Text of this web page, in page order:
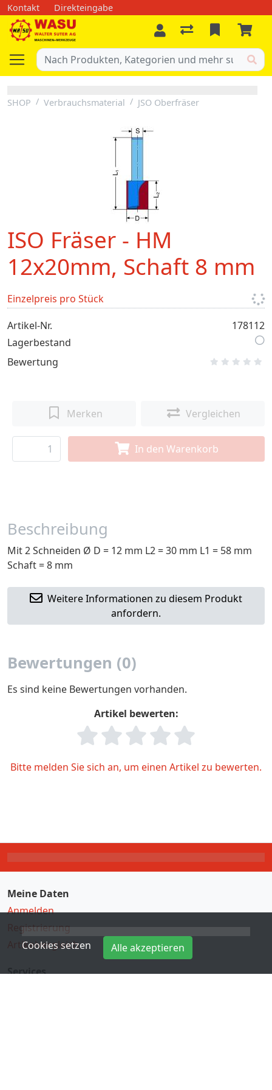
Kontakt Direkteingabe
SHOP Verbrauchsmaterial JSO Oberfräser
ISO Fräser - HM
12x20mm, Schaft 8 mm
Einzelpreis pro Stück
Artikel-Nr.
178112
Lagerbestand
Bewertung
Merken Vergleichen
In den Warenkorb
Beschreibung
Mit 2 Schneiden Ø D = 12 mm L2 = 30 mm L1 = 58 mm
Schaft = 8 mm
Weitere Informationen zu diesem Produkt
anfordern.
Bewertungen (0)
Es sind keine Bewertungen vorhanden.
Artikel bewerten:
Bitte melden Sie sich an, um einen Artikel zu bewerten.
Meine Daten
Anmelden
Registrierung
Artikelvergleich
Services
Cookies setzen Alle akzeptieren